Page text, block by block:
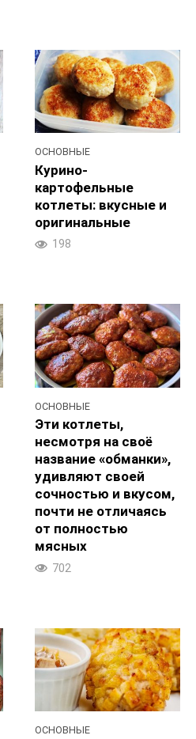
ОСНОВНЫЕ
Курино-
картофельные
котлеты: вкусные и
оригинальные
198
ОСНОВНЫЕ
Эти котлеты,
несмотря на своё
название «обманки»,
удивляют своей
сочностью и вкусом,
почти не отличаясь
от полностью
мясных
702
ОСНОВНЫЕ